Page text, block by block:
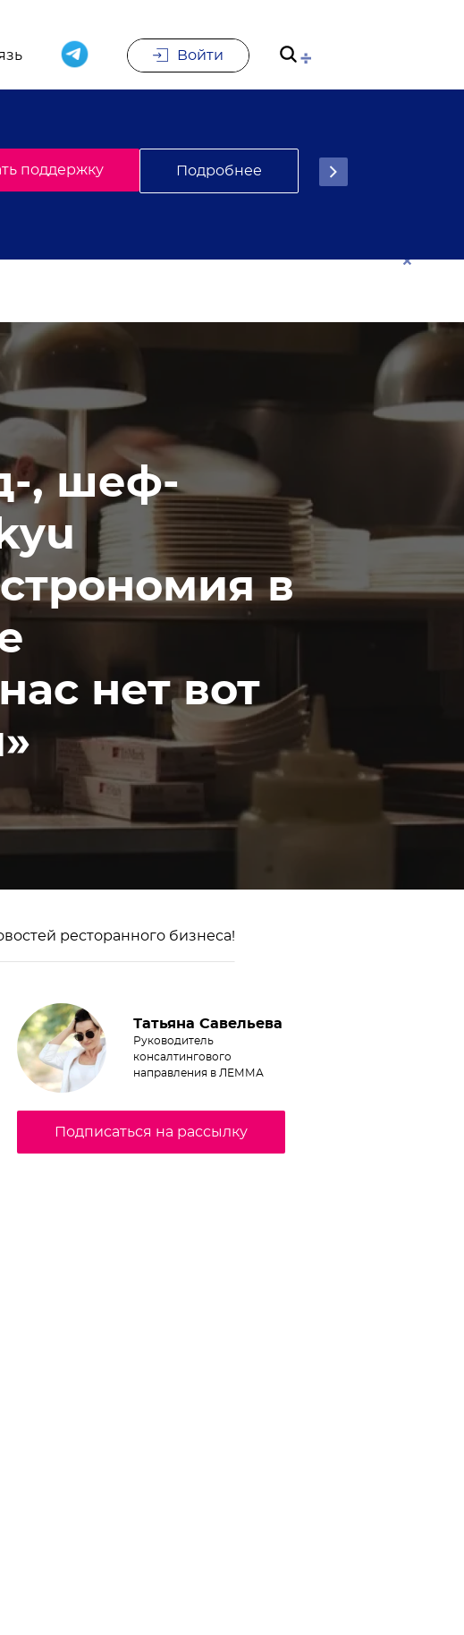
Войти
, шеф-
в
нет вот
ресторанного бизнеса!
Татьяна Савельева
Руководитель
консалтингового
направления в ЛЕММА
Подписаться на рассылку